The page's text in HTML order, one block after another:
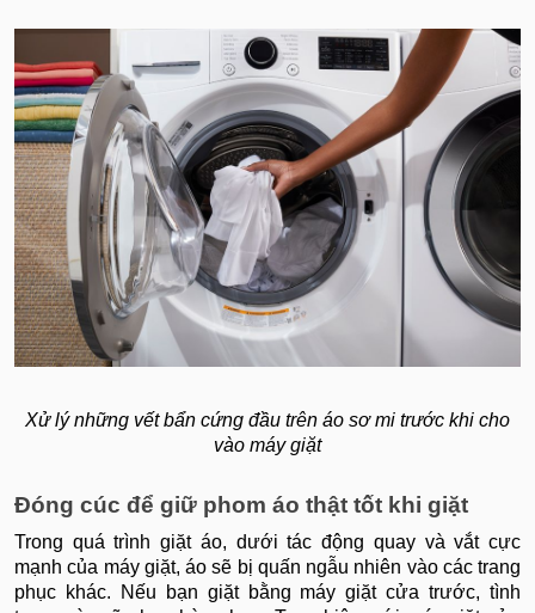
Xử lý những vết bẩn cứng đầu trên áo sơ mi trước khi cho
vào máy giặt
Đóng cúc để giữ phom áo thật tốt khi giặt
Trong quá trình giặt áo, dưới tác động quay và vắt cực
mạnh của máy giặt, áo sẽ bị quấn ngẫu nhiên vào các trang
phục khác. Nếu bạn giặt bằng máy giặt cửa trước, tình